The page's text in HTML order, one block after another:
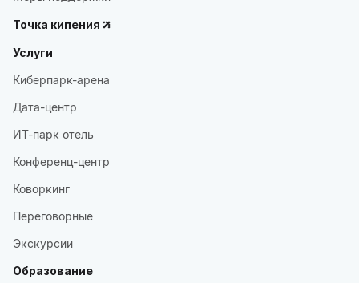
Точка кипения
Услуги
Киберпарк-арена
Дата-центр
ИТ-парк отель
Конференц-центр
Коворкинг
Переговорные
Экскурсии
Образование